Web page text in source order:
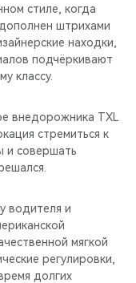
стиле, когда
штрихами
находки,
подчёркивают
классу.
внедорожника TXL
стремиться к
и совершать
водителя и
мягкой
регулировки,
долгих